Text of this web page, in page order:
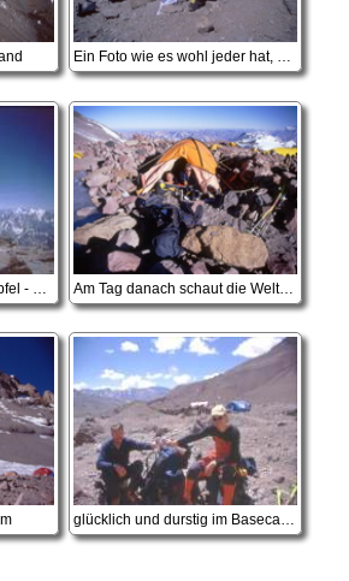
Ein Foto wie es wohl jeder hat, der auf dem Gipfel war
Am Tag danach schaut die Welt gleich wieder anders aus